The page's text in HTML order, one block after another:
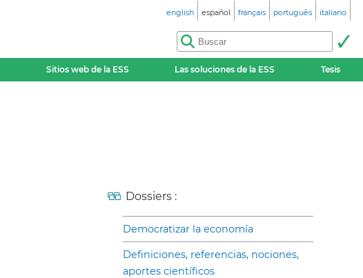
english español français português italiano
Sitios web de la ESS Las soluciones de la ESS Tesis
Dossiers :
Democratizar la economía
Definiciones, referencias, nociones,
aportes científicos